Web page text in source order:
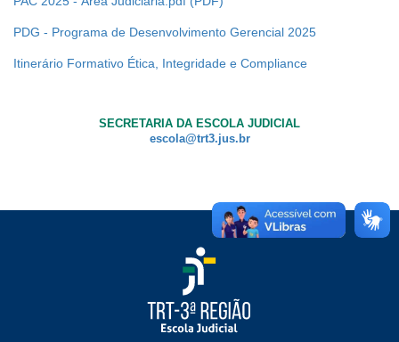
Notícias
Contato
PDG - Programa de Desenvolvimento Gerencial 2025
Itinerário Formativo Ética, Integridade e Compliance
SECRETARIA DA ESCOLA JUDICIAL
escola@trt3.jus.br